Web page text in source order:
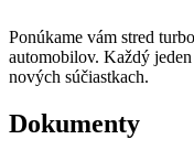
Ponúkame vám stred
automobilov. Každý
nových súčiastkach.
Dokumenty